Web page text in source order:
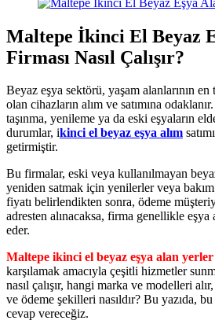
Maltepe İkinci El Beyaz
Firması Nasıl Çalışır?
Beyaz eşya sektörü, yaşam alanlarının
olan cihazların alım ve satımına
taşınma, yenileme ya da eski eşyaların
durumlar, ikinci el beyaz eşya alım
getirmiştir.
Bu firmalar, eski veya kullanılmayan
yeniden satmak için yenilerler veya
fiyatı belirlendikten sonra, ödeme
adresten alınacaksa, firma genellikle eşya
eder.
Maltepe ikinci el beyaz eşya alan yerler
karşılamak amacıyla çeşitli hizmetler
nasıl çalışır, hangi marka ve modelleri
ve ödeme şekilleri nasıldır? Bu yazıda,
cevap vereceğiz.